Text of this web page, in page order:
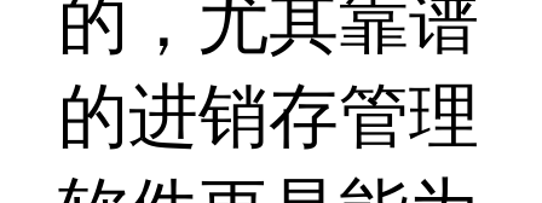
的，尤其靠谱
的进销存管理